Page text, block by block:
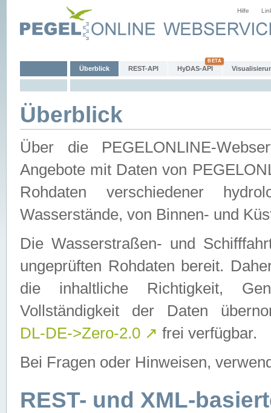
Hilfe
Überblick REST-API HyDAS-API
Überblick
Über die PEGELONLINE-
Angebote mit Daten von
Rohdaten verschiedener
Wasserstände, von Binnen- und
Die Wasserstraßen- und
ungeprüften Rohdaten bereit.
die inhaltliche Richtigkeit,
Vollständigkeit der Daten
DL-DE->Zero-2.0 ↗ frei verfügbar.
Bei Fragen oder Hinweisen,
REST- und XML-